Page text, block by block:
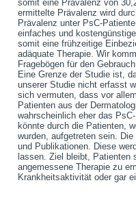
somit eine Prävalenz von
ermittelte Prävalenz wird
Prävalenz unter PsC-
einfaches und
somit eine frühzeitige
adäquate Therapie. Wir
Fragebögen für den
Eine Grenze der Studie ist,
unserer Studie nicht erfasst
sich vermuten, dass vor
Patienten aus der
wahrscheinlich eher das
könnte durch die Patienten,
wurden, aufgetreten sein.
und Publikationen. Diese
lassen. Ziel bleibt, Patienten
angemessene Therapie zu
Krankheitsaktivität oder gar